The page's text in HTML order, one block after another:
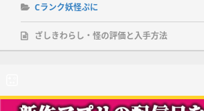
Cランク妖怪ぷに
ざしきわらし・怪の評価と入手方法